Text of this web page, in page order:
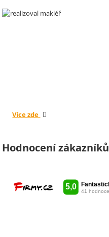
Více zde
Hodnocení zákazníků